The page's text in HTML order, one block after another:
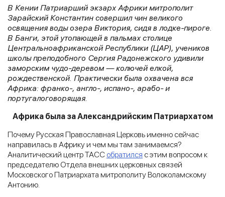
В Кении Патриарший экзарх Африки митрополит
Зарайский Константин совершил чин великого
освящения воды озера Виктория, сидя в лодке-пироге.
В Банги, этой утопающей в пальмах столице
Центральноафриканской Республики (ЦАР), учеников
школы преподобного Сергия Радонежского удивили
заморским чудо-деревом — колючей елкой,
рождественской. Практически была охвачена вся
Африка: франко-, англо-, испано-, арабо- и
португалоговорящая.
Африка была за Александрийским Патриархатом
Почему Русская Православная Церковь именно сейчас
направилась в Африку и чем мы там занимаемся?
Аналитический центр ТАСС обратился с этим вопросом к
председателю Отдела внешних церковных связей
Московского Патриархата митрополиту Волоколамскому
Антонию.